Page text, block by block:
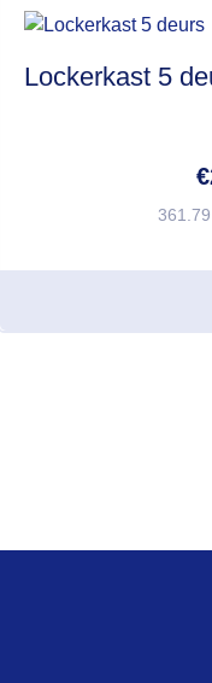
Lockerkast 5
€